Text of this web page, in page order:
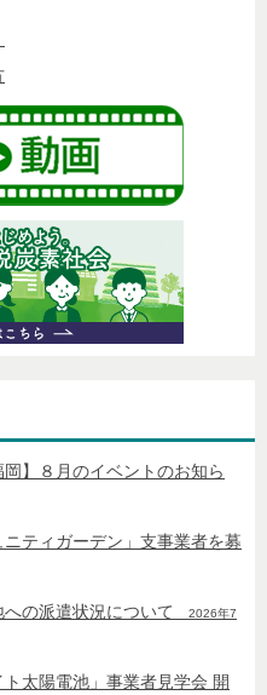
岡】８月のイベントのお知ら
ティガーデン」支事業者を募
の派遣状況について 2026年7
ト太陽電池」事業者見学会 開